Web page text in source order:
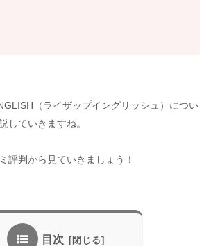
（ライザップイングリッシュ）につい
していきますね。
評判から見ていきましょう！
目次